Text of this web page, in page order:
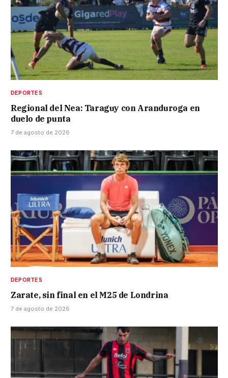
DEPORTES
Regional del Nea: Taraguy con Aranduroga en
duelo de punta
7 de agosto de 2026
DEPORTES
Zarate, sin final en el M25 de Londrina
7 de agosto de 2026